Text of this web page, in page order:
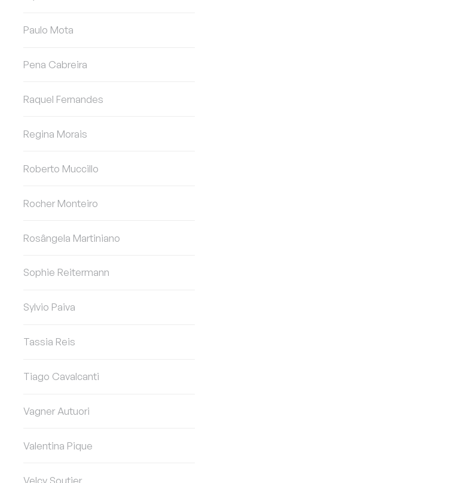
Paulo Mota
Pena Cabreira
Raquel Fernandes
Regina Morais
Roberto Muccillo
Rocher Monteiro
Rosângela Martiniano
Sophie Reitermann
Sylvio Paiva
Tassia Reis
Tiago Cavalcanti
Vagner Autuori
Valentina Pique
Velcy Soutier